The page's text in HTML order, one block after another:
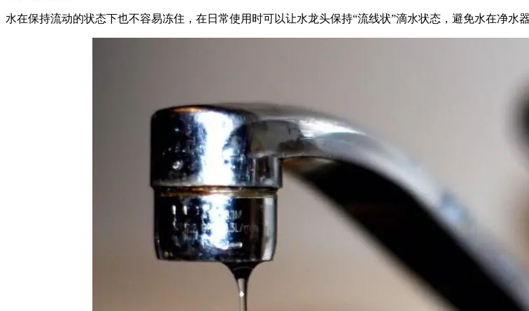
水在保持流动的状态下也不容易冻住，在日常使用时可以让水龙头保持“流线状”滴水状态，避免水在净水